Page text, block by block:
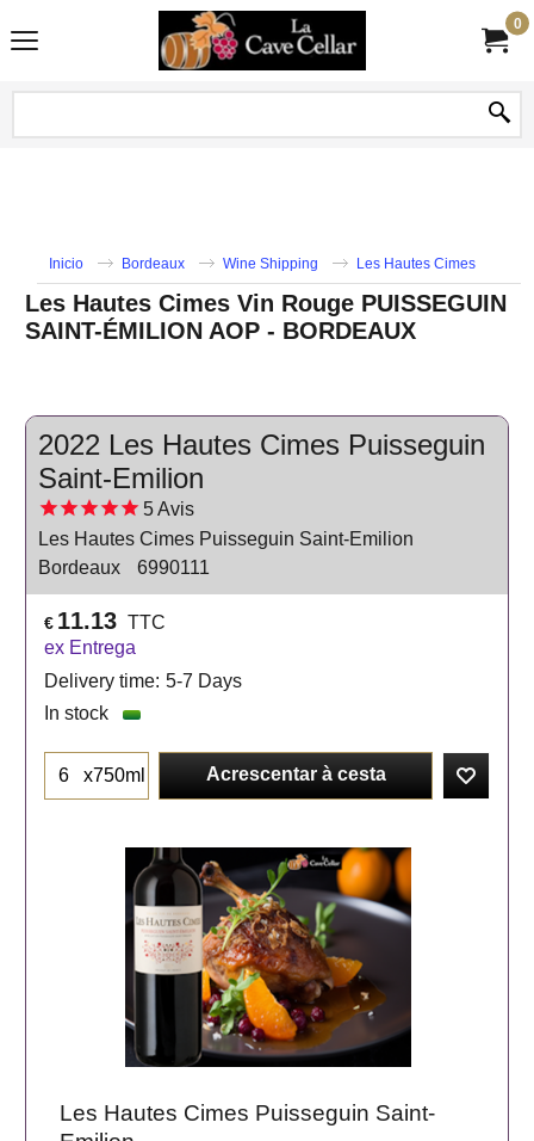
0
Inicio Bordeaux Wine Shipping Les Hautes Cimes
Les Hautes Cimes Vin Rouge PUISSEGUIN
SAINT-ÉMILION AOP - BORDEAUX
2022 Les Hautes Cimes Puisseguin
Saint-Emilion
5Avis
Les Hautes Cimes Puisseguin Saint-Emilion
Bordeaux
6990111
€ 11.13 TTC
ex Entrega
Delivery time: 5-7 Days
In stock
x750ml Acrescentar à cesta
Les Hautes Cimes Puisseguin Saint-